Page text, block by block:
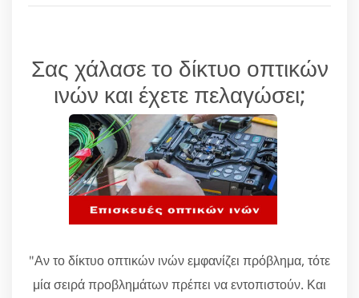
Σας χάλασε το δίκτυο οπτικών
ινών και έχετε πελαγώσει;
"Αν το δίκτυο οπτικών ινών εμφανίζει πρόβλημα, τότε
μία σειρά προβλημάτων πρέπει να εντοπιστούν. Και